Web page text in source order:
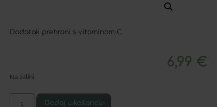
Dodatak prehrani s vitaminom C
6,99 €
Na zalihi
Dodaj u košaricu